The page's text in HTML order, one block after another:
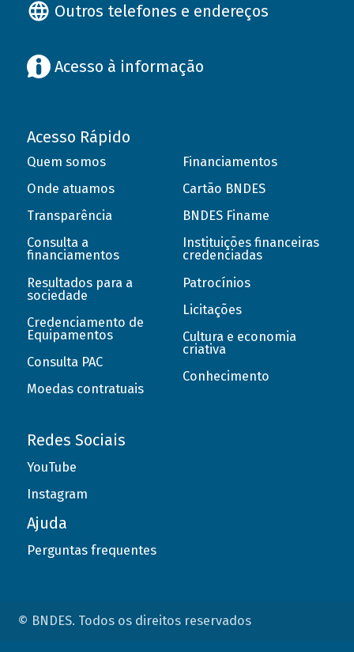
Outros telefones e endereços
Acesso à informação
Acesso Rápido
Quem somos
Onde atuamos
Transparência
Consulta a
financiamentos
Resultados para a
sociedade
Credenciamento de
Equipamentos
Consulta PAC
Moedas contratuais
Financiamentos
Cartão BNDES
BNDES Finame
Instituições financeiras
credenciadas
Patrocínios
Licitações
Cultura e economia
criativa
Conhecimento
Redes Sociais
YouTube
Instagram
Ajuda
Perguntas frequentes
© BNDES. Todos os direitos reservados